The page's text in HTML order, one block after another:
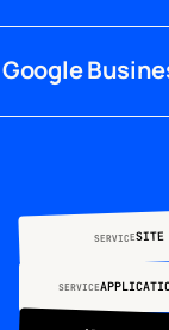
Google
SERVICESITE
SERVICE